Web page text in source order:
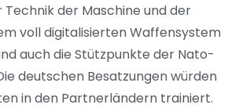
der Maschine und der
voll digitalisierten Waffensystem
auch die Stützpunkte der Nato-
deutschen Besatzungen würden
in den Partnerländern trainiert.